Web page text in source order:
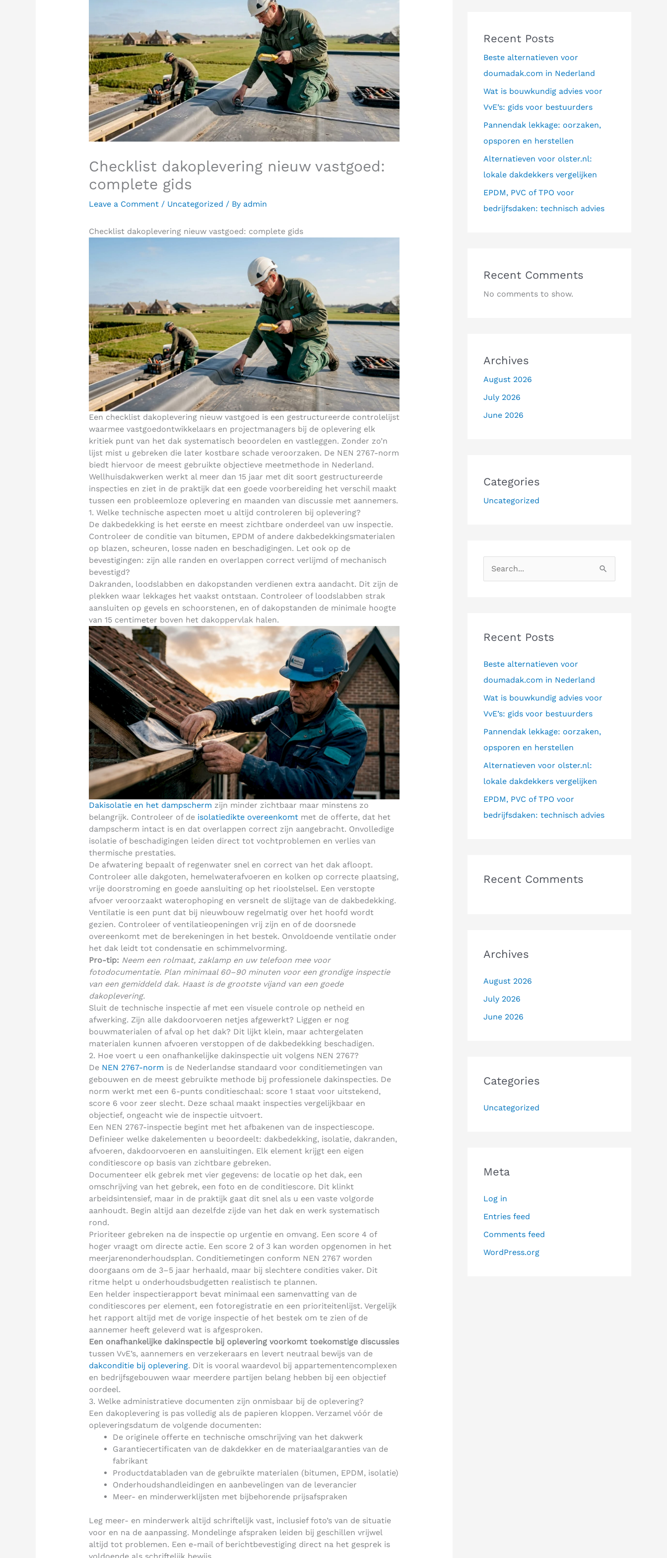
Checklist dakoplevering nieuw vastgoed:
complete gids
Leave a Comment / Uncategorized / By admin
Checklist dakoplevering nieuw vastgoed: complete gids
Een checklist dakoplevering nieuw vastgoed is een gestructureerde controlelijst
waarmee vastgoedontwikkelaars en projectmanagers bij de oplevering elk
kritiek punt van het dak systematisch beoordelen en vastleggen. Zonder zo’n
lijst mist u gebreken die later kostbare schade veroorzaken. De NEN 2767-norm
biedt hiervoor de meest gebruikte objectieve meetmethode in Nederland.
Wellhuisdakwerken werkt al meer dan 15 jaar met dit soort gestructureerde
inspecties en ziet in de praktijk dat een goede voorbereiding het verschil maakt
tussen een probleemloze oplevering en maanden van discussie met aannemers.
1. Welke technische aspecten moet u altijd controleren bij oplevering?
De dakbedekking is het eerste en meest zichtbare onderdeel van uw inspectie.
Controleer de conditie van bitumen, EPDM of andere dakbedekkingsmaterialen
op blazen, scheuren, losse naden en beschadigingen. Let ook op de
bevestigingen: zijn alle randen en overlappen correct verlijmd of mechanisch
bevestigd?
Dakranden, loodslabben en dakopstanden verdienen extra aandacht. Dit zijn de
plekken waar lekkages het vaakst ontstaan. Controleer of loodslabben strak
aansluiten op gevels en schoorstenen, en of dakopstanden de minimale hoogte
van 15 centimeter boven het dakoppervlak halen.
Dakisolatie en het dampscherm zijn minder zichtbaar maar minstens zo
belangrijk. Controleer of de isolatiedikte overeenkomtmet de offerte, dat het
dampscherm intact is en dat overlappen correct zijn aangebracht. Onvolledige
isolatie of beschadigingen leiden direct tot vochtproblemen en verlies van
thermische prestaties.
De afwatering bepaalt of regenwater snel en correct van het dak afloopt.
Controleer alle dakgoten, hemelwaterafvoeren en kolken op correcte plaatsing,
vrije doorstroming en goede aansluiting op het rioolstelsel. Een verstopte
afvoer veroorzaakt waterophoping en versnelt de slijtage van de dakbedekking.
Ventilatie is een punt dat bij nieuwbouw regelmatig over het hoofd wordt
gezien. Controleer of ventilatieopeningen vrij zijn en of de doorsnede
overeenkomt met de berekeningen in het bestek. Onvoldoende ventilatie onder
het dak leidt tot condensatie en schimmelvorming.
Pro-tip: Neem een rolmaat, zaklamp en uw telefoon mee voor
fotodocumentatie. Plan minimaal 60–90 minuten voor een grondige inspectie
van een gemiddeld dak. Haast is de grootste vijand van een goede
dakoplevering.
Sluit de technische inspectie af met een visuele controle op netheid en
afwerking. Zijn alle dakdoorvoeren netjes afgewerkt? Liggen er nog
bouwmaterialen of afval op het dak? Dit lijkt klein, maar achtergelaten
materialen kunnen afvoeren verstoppen of de dakbedekking beschadigen.
2. Hoe voert u een onafhankelijke dakinspectie uit volgens NEN 2767?
De NEN 2767-norm is de Nederlandse standaard voor conditiemetingen van
gebouwen en de meest gebruikte methode bij professionele dakinspecties. De
norm werkt met een 6-punts conditieschaal: score 1 staat voor uitstekend,
score 6 voor zeer slecht. Deze schaal maakt inspecties vergelijkbaar en
objectief, ongeacht wie de inspectie uitvoert.
Een NEN 2767-inspectie begint met het afbakenen van de inspectiescope.
Definieer welke dakelementen u beoordeelt: dakbedekking, isolatie, dakranden,
afvoeren, dakdoorvoeren en aansluitingen. Elk element krijgt een eigen
conditiescore op basis van zichtbare gebreken.
Documenteer elk gebrek met vier gegevens: de locatie op het dak, een
omschrijving van het gebrek, een foto en de conditiescore. Dit klinkt
arbeidsintensief, maar in de praktijk gaat dit snel als u een vaste volgorde
aanhoudt. Begin altijd aan dezelfde zijde van het dak en werk systematisch
rond.
Prioriteer gebreken na de inspectie op urgentie en omvang. Een score 4 of
hoger vraagt om directe actie. Een score 2 of 3 kan worden opgenomen in het
meerjarenonderhoudsplan. Conditiemetingen conform NEN 2767 worden
doorgaans om de 3–5 jaar herhaald, maar bij slechtere condities vaker. Dit
ritme helpt u onderhoudsbudgetten realistisch te plannen.
Een helder inspectierapport bevat minimaal een samenvatting van de
conditiescores per element, een fotoregistratie en een prioriteitenlijst. Vergelijk
het rapport altijd met de vorige inspectie of het bestek om te zien of de
aannemer heeft geleverd wat is afgesproken.
Een onafhankelijke dakinspectie bij oplevering voorkomt toekomstige discussies
tussen VvE’s, aannemers en verzekeraars en levert neutraal bewijs van de
dakconditie bij oplevering. Dit is vooral waardevol bij appartementencomplexen
en bedrijfsgebouwen waar meerdere partijen belang hebben bij een objectief
oordeel.
3. Welke administratieve documenten zijn onmisbaar bij de oplevering?
Een dakoplevering is pas volledig als de papieren kloppen. Verzamel vóór de
opleveringsdatum de volgende documenten:
De originele offerte en technische omschrijving van het dakwerk
Garantiecertificaten van de dakdekker en de materiaalgaranties van de
fabrikant
Productdatabladen van de gebruikte materialen (bitumen, EPDM, isolatie)
Onderhoudshandleidingen en aanbevelingen van de leverancier
Meer- en minderwerklijsten met bijbehorende prijsafspraken
Leg meer- en minderwerk altijd schriftelijk vast, inclusief foto’s van de situatie
voor en na de aanpassing. Mondelinge afspraken leiden bij geschillen vrijwel
altijd tot problemen. Een e-mail of berichtbevestiging direct na het gesprek is
Recent Posts
Beste alternatieven voor
doumadak.com in Nederland
Wat is bouwkundig advies voor
VvE’s: gids voor bestuurders
Pannendak lekkage: oorzaken,
opsporen en herstellen
Alternatieven voor olster.nl:
lokale dakdekkers vergelijken
EPDM, PVC of TPO voor
bedrijfsdaken: technisch advies
Recent Comments
No comments to show.
Archives
August 2026
July 2026
June 2026
Categories
Uncategorized
c
f
o
r
:
Recent Posts
Beste alternatieven voor
doumadak.com in Nederland
Wat is bouwkundig advies voor
VvE’s: gids voor bestuurders
Pannendak lekkage: oorzaken,
opsporen en herstellen
Alternatieven voor olster.nl:
lokale dakdekkers vergelijken
EPDM, PVC of TPO voor
bedrijfsdaken: technisch advies
Recent Comments
Archives
August 2026
July 2026
June 2026
Categories
Uncategorized
Meta
Log in
Entries feed
Comments feed
WordPress.org